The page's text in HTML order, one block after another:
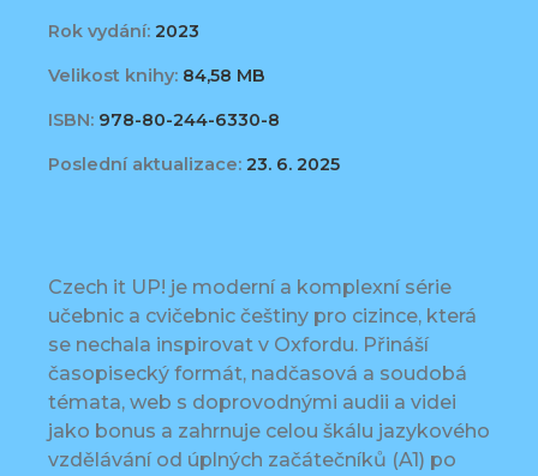
Rok vydání: 2023
Velikost knihy: 84,58 MB
ISBN: 978-80-244-6330-8
Poslední aktualizace: 23. 6. 2025
Czech it UP! je moderní a komplexní série
učebnic a cvičebnic češtiny pro cizince, která
se nechala inspirovat v Oxfordu. Přináší
časopisecký formát, nadčasová a soudobá
témata, web s doprovodnými audii a videi
jako bonus a zahrnuje celou škálu jazykového
vzdělávání od úplných začátečníků (A1) po